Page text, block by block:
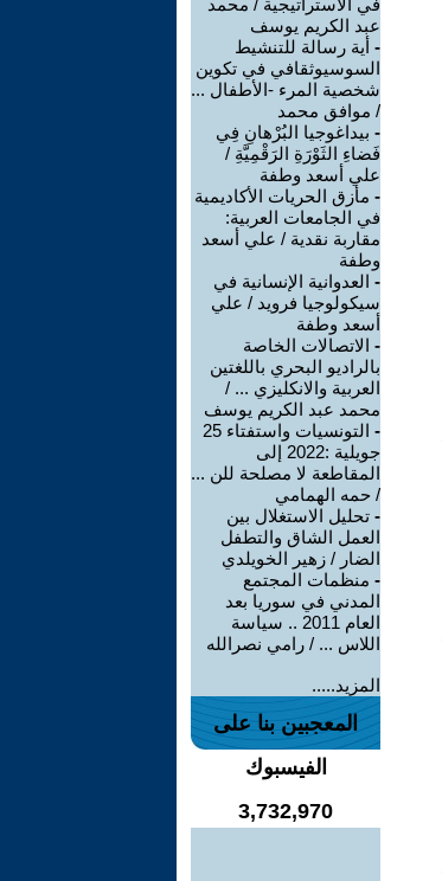
في الاستراتيجية / محمد
عبد الكريم يوسف
- أية رسالة للتنشيط
السوسيوثقافي في تكوين
شخصية المرء -الأطفال ...
/ موافق محمد
- بيداغوجيا البُرْهانِ فِي
فَضاءِ الثَوْرَةِ الرَقْمِيَّةِ /
علي أسعد وطفة
- مأزق الحريات الأكاديمية
في الجامعات العربية:
مقاربة نقدية / علي أسعد
وطفة
- العدوانية الإنسانية في
سيكولوجيا فرويد / علي
أسعد وطفة
- الاتصالات الخاصة
بالراديو البحري باللغتين
العربية والانكليزي ... /
محمد عبد الكريم يوسف
-
التونسيات واستفتاء 25
جويلية :2022 إلى
المقاطعة لا مصلحة للن ...
/ حمه الهمامي
- تحليل الاستغلال بين
العمل الشاق والتطفل
الضار / زهير الخويلدي
- منظمات المجتمع
المدني في سوريا بعد
العام 2011 .. سياسة
اللاس ... / رامي نصرالله
المزيد.....
المعجبين بنا على
الفيسبوك
3,732,970